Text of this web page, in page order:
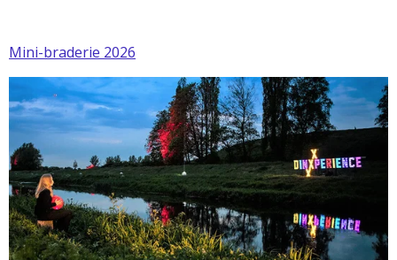
Mini-braderie 2026